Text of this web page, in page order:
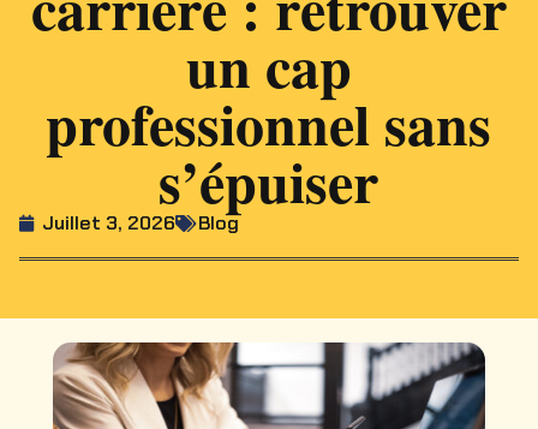
MARKETING & DIGITAL
À PROPOS
un cap
professionnel sans
s’épuiser
Juillet 3, 2026 Blog